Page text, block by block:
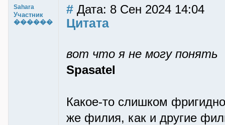
Sahara
Участник
������
# Дата: 8 Сен 2024 14:04
Цитата
вот что я не могу понять
Spasatel
Какое-то слишком
же филия, как и другие